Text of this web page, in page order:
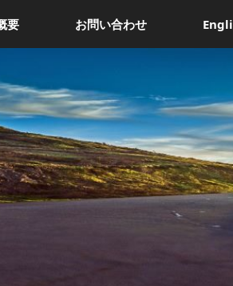
要 お問い合わせ